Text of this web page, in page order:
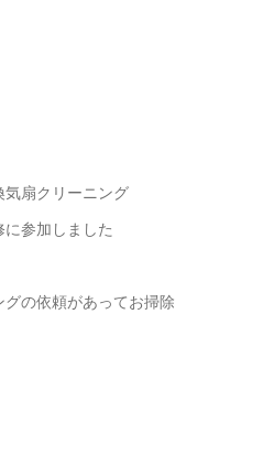
扇クリーニング
参加しました
の依頼があってお掃除